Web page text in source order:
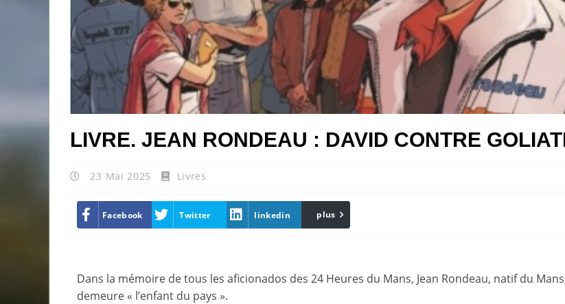
LIVRE. JEAN RONDEAU : DAVID CONTRE
23 Mai 2025 Livres
Facebook Twitter linkedin Email
plus
Dans la mémoire de tous les aficionados des 24 Heures du Mans, Jean Rondeau, natif du
demeure « l’enfant du pays ».